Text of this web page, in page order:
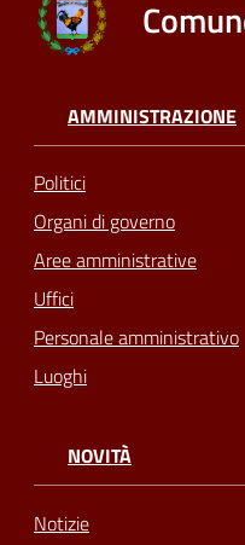
AMMINISTRAZIONE
Politici
Organi di governo
Aree amministrative
Uffici
Personale amministrativo
Luoghi
NOVITÀ
Notizie